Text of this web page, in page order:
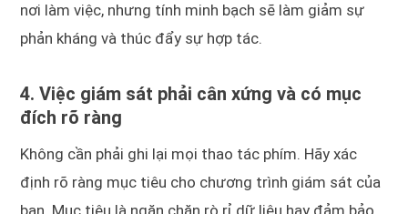
nơi làm việc, nhưng tính minh bạch sẽ làm giảm sự
phản kháng và thúc đẩy sự hợp tác.
4. Việc giám sát phải cân xứng và có mục
đích rõ ràng
Không cần phải ghi lại mọi thao tác phím. Hãy xác
định rõ ràng mục tiêu cho chương trình giám sát của